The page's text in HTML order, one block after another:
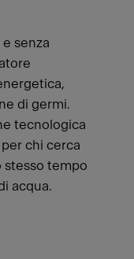
senza
di germi.
tecnologica
chi cerca
stesso tempo
acqua.